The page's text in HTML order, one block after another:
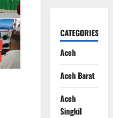
CATEGORIES
Aceh
Aceh Barat
Aceh
Singkil